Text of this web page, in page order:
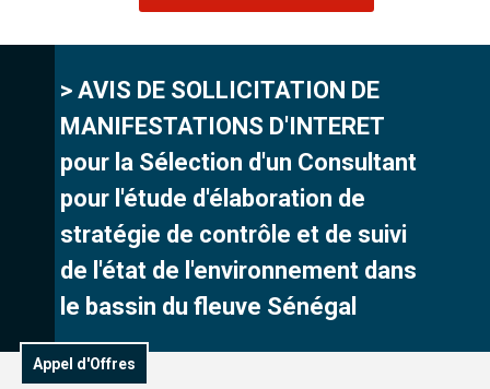
> AVIS DE SOLLICITATION DE
MANIFESTATIONS D'INTERET
pour la Sélection d'un Consultant
pour l'étude d'élaboration de
stratégie de contrôle et de suivi
de l'état de l'environnement dans
le bassin du fleuve Sénégal
Appel d'Offres